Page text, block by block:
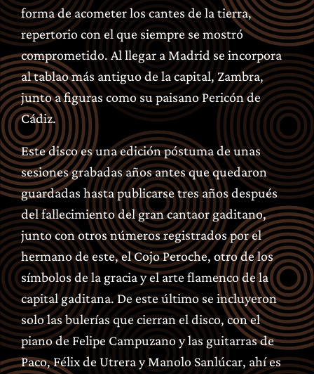
forma de acometer los cantes de la tierra,
repertorio con el que siempre se mostró
comprometido. Al llegar a Madrid se incorpora
al tablao más antiguo de la capital, Zambra,
junto a figuras como su paisano Pericón de
Cádiz.
Este disco es una edición póstuma de unas
sesiones grabadas años antes que quedaron
guardadas hasta publicarse tres años después
del fallecimiento del gran cantaor gaditano,
junto con otros números registrados por el
hermano de este, el Cojo Peroche, otro de los
símbolos de la gracia y el arte flamenco de la
capital gaditana. De este último se incluyeron
solo las bulerías que cierran el disco, con el
piano de Felipe Campuzano y las guitarras de
Paco, Félix de Utrera y Manolo Sanlúcar, ahí es